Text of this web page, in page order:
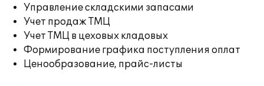
Управление складскими запасами
Учет продаж ТМЦ
Учет ТМЦ в цеховых кладовых
Формирование графика поступления оплат
Ценообразование, прайс-листы